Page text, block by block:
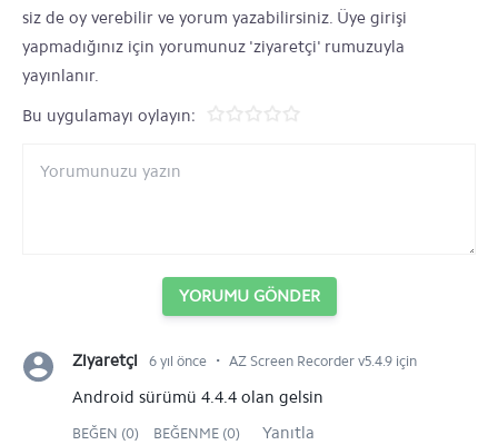
siz de oy verebilir ve yorum yazabilirsiniz. Üye girişi
yapmadığınız için yorumunuz 'ziyaretçi' rumuzuyla
yayınlanır.
Bu uygulamayı oylayın:
YORUMU GÖNDER
Ziyaretçi 6 yıl önce ⋅ AZ Screen Recorder v5.4.9 için
Android sürümü 4.4.4 olan gelsin
BEĞEN (0) BEĞENME (0) Yanıtla